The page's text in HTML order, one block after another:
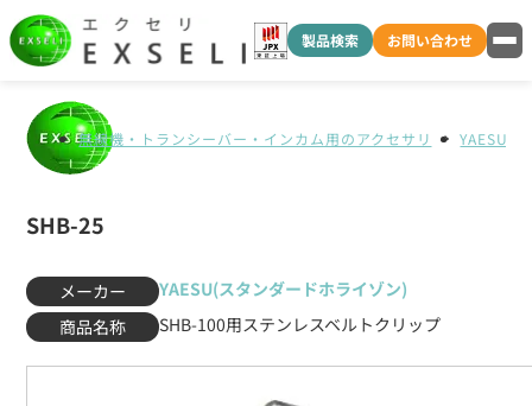
製品検索 お問い合わせ
無線機・トランシーバー・インカム用のアクセサリ YAESU(
SHB-25
メーカー
YAESU(スタンダードホライゾン)
商品名称
SHB-100用ステンレスベルトクリップ